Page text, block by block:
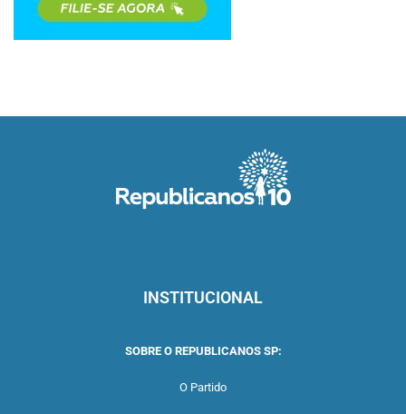
INSTITUCIONAL
SOBRE O REPUBLICANOS SP:
O Partido